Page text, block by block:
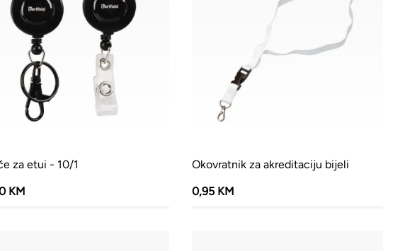
za etui - 10/1
KM
Okovratnik za akreditaciju bijeli
0,95 KM